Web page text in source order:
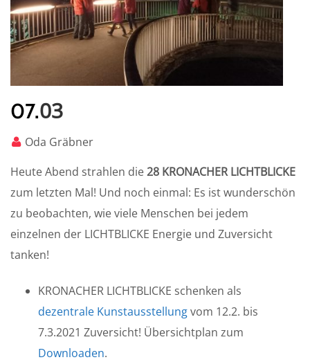
07.03
Oda Gräbner
Heute Abend strahlen die28 KRONACHER LICHTBLICKE
zum letzten Mal! Und noch einmal: Es ist wunderschön
zu beobachten, wie viele Menschen bei jedem
einzelnen der LICHTBLICKE Energie und Zuversicht
tanken!
KRONACHER LICHTBLICKE schenken als
dezentrale Kunstausstellungvom 12.2. bis
7.3.2021 Zuversicht! Übersichtplan zum
Downloaden.